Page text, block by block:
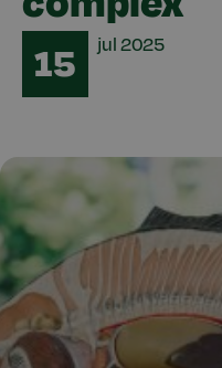
15 jul2025